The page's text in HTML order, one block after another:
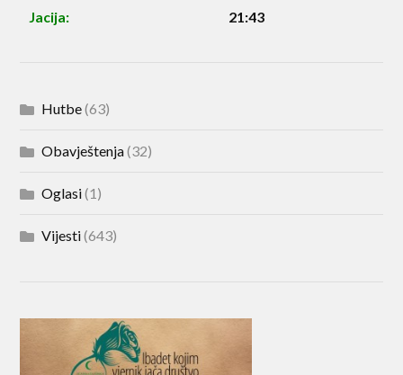
Jacija:
21:43
Hutbe(63)
Obavještenja(32)
Oglasi(1)
Vijesti(643)